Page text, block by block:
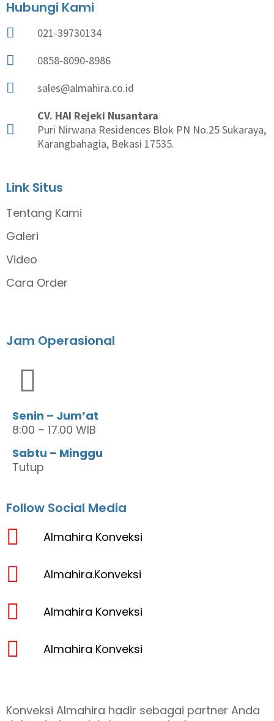
Hubungi Kami
021-39730134
0858-8090-8986
sales@almahira.co.id
CV. HAI Rejeki Nusantara
Puri Nirwana Residences Blok PN No.25 Sukaraya,
Karangbahagia, Bekasi 17535.
Link Situs
Tentang Kami
Galeri
Video
Cara Order
Jam Operasional
Senin – Jum’at
8:00 – 17.00 WIB
Sabtu – Minggu
Tutup
Follow Social Media
Almahira Konveksi
Almahira.Konveksi
Almahira Konveksi
Almahira Konveksi
Konveksi Almahira hadir sebagai partner Anda